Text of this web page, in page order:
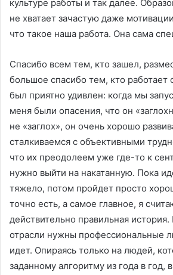
культуре работы и так далее.
не хватает зачастую даже
что такое наша работа. Она сама
Спасибо всем тем, кто зашел,
большое спасибо тем, кто работает
был приятно удивлен: когда мы
меня были опасения, что он
не «заглох», он очень хорошо
сталкиваемся с объективными
что их преодолеем уже где-то к
нужно выйти на накатанную. Пока
тяжело, потом пройдет просто
точно есть, а самое главное, я
действительно правильная
отрасли нужны профессиональные
идет. Опираясь только на людей,
заданному алгоритму из года в год,